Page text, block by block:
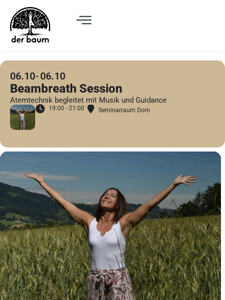
06.10 06.10
Beambreath Session
Atemtechnik begleitet mit Musik und Guidance
19:00 - 21:00 Seminarraum Dom